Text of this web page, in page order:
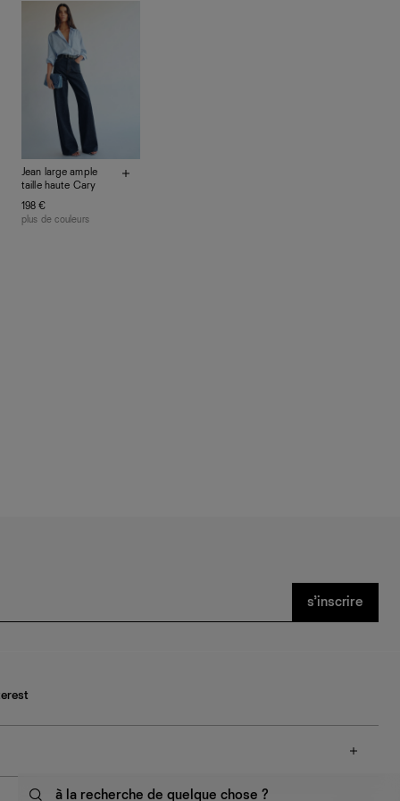
à la recherche de quelque chose ?
mais plutôt sur d’autres personnes
La circularité chez Ref
En savoir plus
Jean large ample
taille haute Cary
198 €
plus de couleurs
s’inscrire